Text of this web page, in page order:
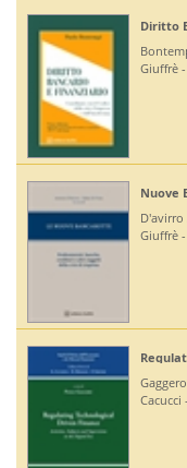
Diritto
Giuffrè
Nuove
Giuffrè
Cacucci